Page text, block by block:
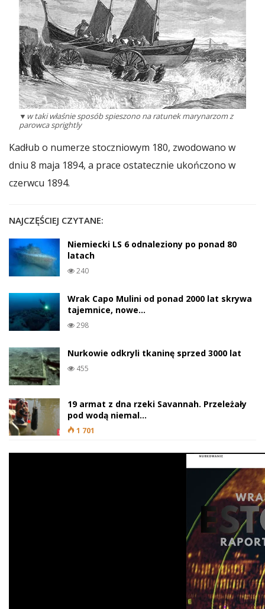
▼w taki właśnie sposób spieszono na ratunek marynarzom z
parowca sprightly
Kadłub o numerze stoczniowym 180, zwodowano w
dniu 8 maja 1894, a prace ostatecznie ukończono w
czerwcu 1894.
NAJCZĘŚCIEJ CZYTANE:
Niemiecki LS 6 odnaleziony po ponad 80
latach
240
Wrak Capo Mulini od ponad 2000 lat skrywa
tajemnice, nowe…
298
Nurkowie odkryli tkaninę sprzed 3000 lat
455
19 armat z dna rzeki Savannah. Przeleżały
pod wodą niemal…
1 701